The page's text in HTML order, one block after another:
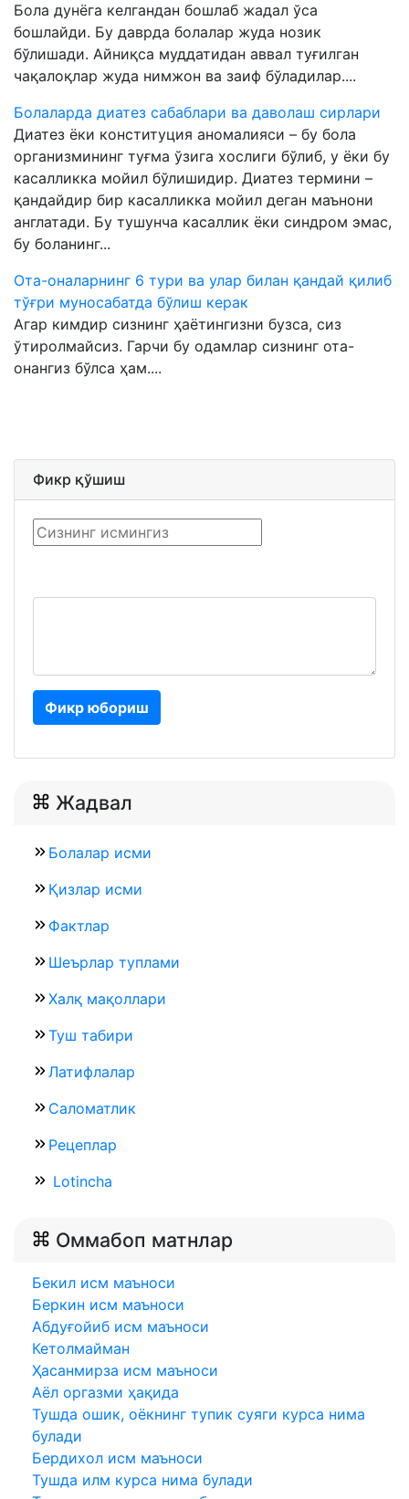
Бола дунёга келгандан бошлаб жадал ўса
бошлайди. Бу даврда болалар жуда нозик
бўлишади. Айниқса муддатидан аввал туғилган
чақалоқлар жуда нимжон ва заиф бўладилар....
Болаларда диатез сабаблари ва даволаш сирлари
Диатез ёки конституция аномалияси – бу бола
организмининг туғма ўзига хослиги бўлиб, у ёки бу
касалликка мойил бўлишидир. Диатез термини –
қандайдир бир касалликка мойил деган маънони
англатади. Бу тушунча касаллик ёки синдром эмас,
бу боланинг...
Ота-оналарнинг 6 тури ва улар билан қандай қилиб
тўғри муносабатда бўлиш керак
Агар кимдир сизнинг ҳаётингизни бузса, сиз
ўтиролмайсиз. Гарчи бу одамлар сизнинг ота-
онангиз бўлса ҳам....
Фикр қўшиш
Фикр юбориш
Жадвал
Болалар исми
Қизлар исми
Фактлар
Шеърлар туплами
Халқ мақоллари
Туш табири
Латифлалар
Саломатлик
Рецеплар
Lotincha
Оммабоп матнлар
Бекил исм маъноси
Беркин исм маъноси
Абдуғойиб исм маъноси
Кетолмайман
Ҳасанмирза исм маъноси
Аёл оргазми ҳақида
Тушда ошик, оёкнинг тупик суяги курса нима
булади
Бердихол исм маъноси
Тушда илм курса нима булади